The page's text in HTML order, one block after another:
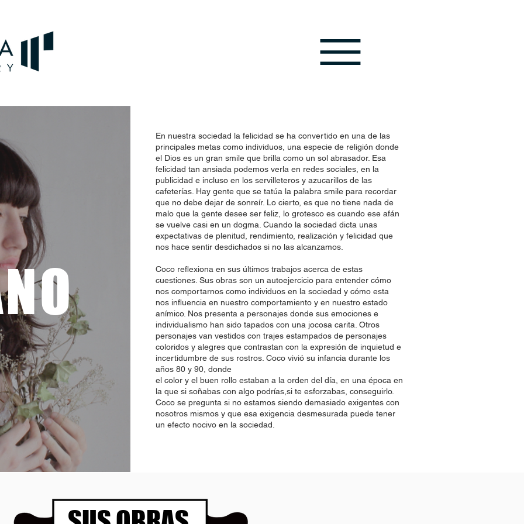
En nuestra sociedad la felicidad se ha convertido en una de las
principales metas como individuos, una especie de religión donde
el Dios es un gran smile que brilla como un sol abrasador. Esa
felicidad tan ansiada podemos verla en redes sociales, en la
publicidad e incluso en los servilleteros y azucarillos de las
cafeterías. Hay gente que se tatúa la palabra smile para recordar
que no debe dejar de sonreír. Lo cierto, es que no tiene nada de
malo que la gente desee ser feliz, lo grotesco es cuando ese afán
se vuelve casi en un dogma. Cuando la sociedad dicta unas
expectativas de plenitud, rendimiento, realización y felicidad que
nos hace sentir desdichados si no las alcanzamos.
Coco reflexiona en sus últimos trabajos acerca de estas
cuestiones. Sus obras son un autoejercicio para entender cómo
nos comportarnos como individuos en la sociedad y cómo esta
nos influencia en nuestro comportamiento y en nuestro estado
anímico. Nos presenta a personajes donde sus emociones e
individualismo han sido tapados con una jocosa carita. Otros
personajes van vestidos con trajes estampados de personajes
coloridos y alegres que contrastan con la expresión de inquietud e
incertidumbre de sus rostros. Coco vivió su infancia durante los
años 80 y 90, donde
el color y el buen rollo estaban a la orden del día, en una época en
la que si soñabas con algo podrías,si te esforzabas, conseguirlo.
Coco se pregunta si no estamos siendo demasiado exigentes con
nosotros mismos y que esa exigencia desmesurada puede tener
un efecto nocivo en la sociedad.